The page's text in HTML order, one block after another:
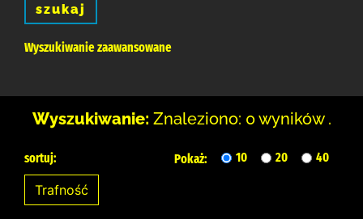
szukaj
Wyszukiwanie zaawansowane
Wyszukiwanie: Znaleziono: 0 wyników .
sortuj: Pokaż: 10 20 40